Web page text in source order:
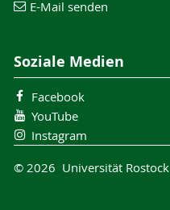
E-Mail senden
Soziale Medien
Facebook
YouTube
Instagram
© 2026 Universität Rostock